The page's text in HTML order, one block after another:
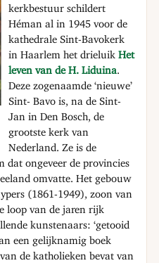
kerkbestuur schildert
Héman al in 1945 voor de
kathedrale Sint-Bavokerk
in Haarlem het drieluik Het
leven van de H. Liduina.
Deze zogenaamde ‘nieuwe’
Sint- Bavo is, na de Sint-
Jan in Den Bosch, de
grootste kerk van
Nederland. Ze is de
dat ongeveer de provincies
omvatte. Het gebouw
(1861-1949), zoon van
loop van de jaren rijk
kunstenaars: ‘getooid
een gelijknamig boek
van de katholieken bevat van